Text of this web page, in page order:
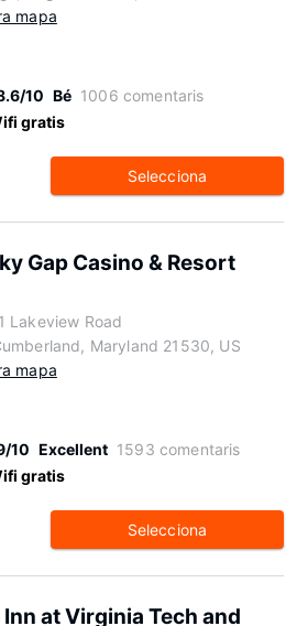
mapa
10 Bé 1006 comentaris
gratis
Selecciona
Gap Casino & Resort
Lakeview Road
Maryland 21530, US
mapa
10 Excellent 1593 comentaris
gratis
Selecciona
at Virginia Tech and